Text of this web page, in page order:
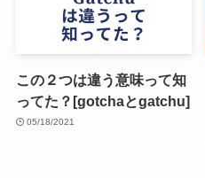
この２つは違う意味って知
ってた？[gotchaとgatchu]
05/18/2021